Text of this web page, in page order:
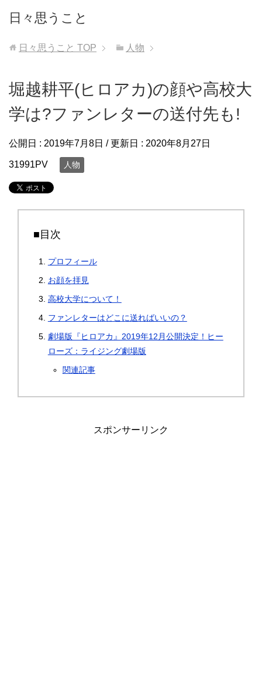
日々思うこと
日々思うこと TOP 人物
堀越耕平(ヒロアカ)の顔や高校大
学は?ファンレターの送付先も!
公開日 : 2019年7月8日 / 更新日 : 2020年8月27日
31991PV 人物
■目次
プロフィール
お顔を拝見
高校大学について！
ファンレターはどこに送ればいいの？
劇場版『ヒロアカ』2019年12月公開決定！ヒー
ローズ：ライジング劇場版
関連記事
スポンサーリンク